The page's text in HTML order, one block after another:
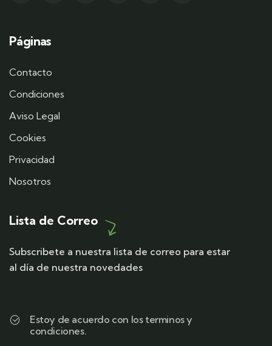
Páginas
Contacto
Condiciones
Aviso Legal
Cookies
Privacidad
Nosotros
Lista de Correo
Subscribete a nuestra lista de correo para estar
al día de nuestra novedades
Estoy de acuerdo con los terminos y
condiciones.